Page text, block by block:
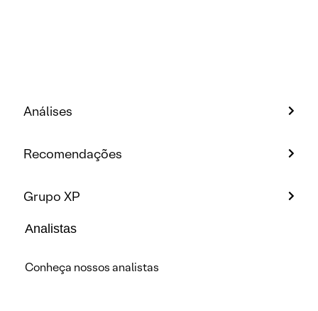
Análises
Recomendações
Grupo XP
Analistas
Conheça nossos analistas